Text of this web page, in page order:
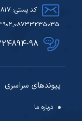
:08733224902,08733235035
98
پیوندهای سراسری
درباره ما